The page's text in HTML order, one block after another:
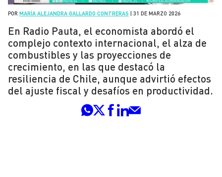
POR MARÍA ALEJANDRA GALLARDO CONTRERAS 31 DE MARZO 2026
En Radio Pauta, el economista abordó el
complejo contexto internacional, el alza de
combustibles y las proyecciones de
crecimiento, en las que destacó la
resiliencia de Chile, aunque advirtió efectos
del ajuste fiscal y desafíos en productividad.